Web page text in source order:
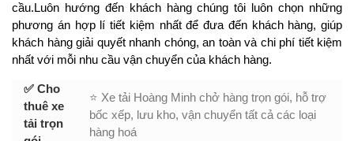
cầu.Luôn hướng đến khách hàng chúng tôi luôn chọn những
phương án hợp lí tiết kiệm nhất để đưa đến khách hàng, giúp
khách hàng giải quyết nhanh chóng, an toàn và chi phí tiết kiệm
nhất với mỗi nhu cầu vận chuyển của khách hàng.
✅ Cho
thuê xe
tải trọn
⭐ Xe tải Hoàng Minh chở hàng trọn gói, hỗ trợ
bốc xếp, lưu kho, vận chuyển tất cả các loại
hàng hoá